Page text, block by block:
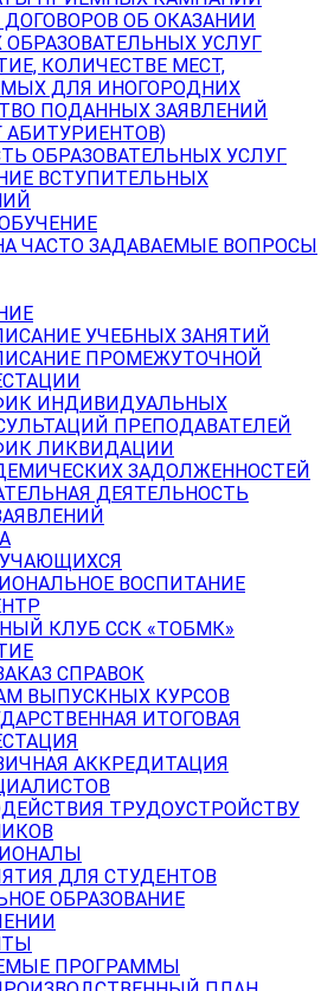
ОБ ОКАЗАНИИ
УСЛУГ
КОЛИЧЕСТВЕ МЕСТ,
ДЛЯ ИНОГОРОДНИХ
ПОДАННЫХ ЗАЯВЛЕНИЙ
АБИТУРИЕНТОВ)
ОБРАЗОВАТЕЛЬНЫХ УСЛУГ
ВСТУПИТЕЛЬНЫХ
ЧАСТО ЗАДАВАЕМЫЕ ВОПРОСЫ
УЧЕБНЫХ ЗАНЯТИЙ
ПРОМЕЖУТОЧНОЙ
ИНДИВИДУАЛЬНЫХ
ПРЕПОДАВАТЕЛЕЙ
ЛИКВИДАЦИИ
ЗАДОЛЖЕННОСТЕЙ
ДЕЯТЕЛЬНОСТЬ
ВОСПИТАНИЕ
КЛУБ ССК «ТОБМК»
СПРАВОК
ВЫПУСКНЫХ КУРСОВ
ИТОГОВАЯ
АККРЕДИТАЦИЯ
ТРУДОУСТРОЙСТВУ
ДЛЯ СТУДЕНТОВ
ОБРАЗОВАНИЕ
ПРОГРАММЫ